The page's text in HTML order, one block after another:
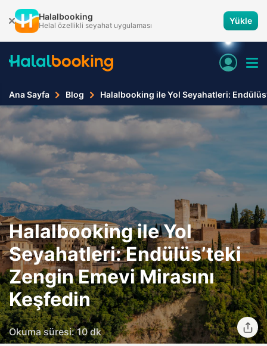
Halalbooking
Helal özellikli seyahat uygulaması Yükle
Ana Sayfa Blog Halalbooking ile Yol Seyahatleri:
Halalbooking ile Yol
Seyahatleri: Endülüs’teki
Zengin Emevi Mirasını
Keşfedin
Okuma süresi: 10 dk